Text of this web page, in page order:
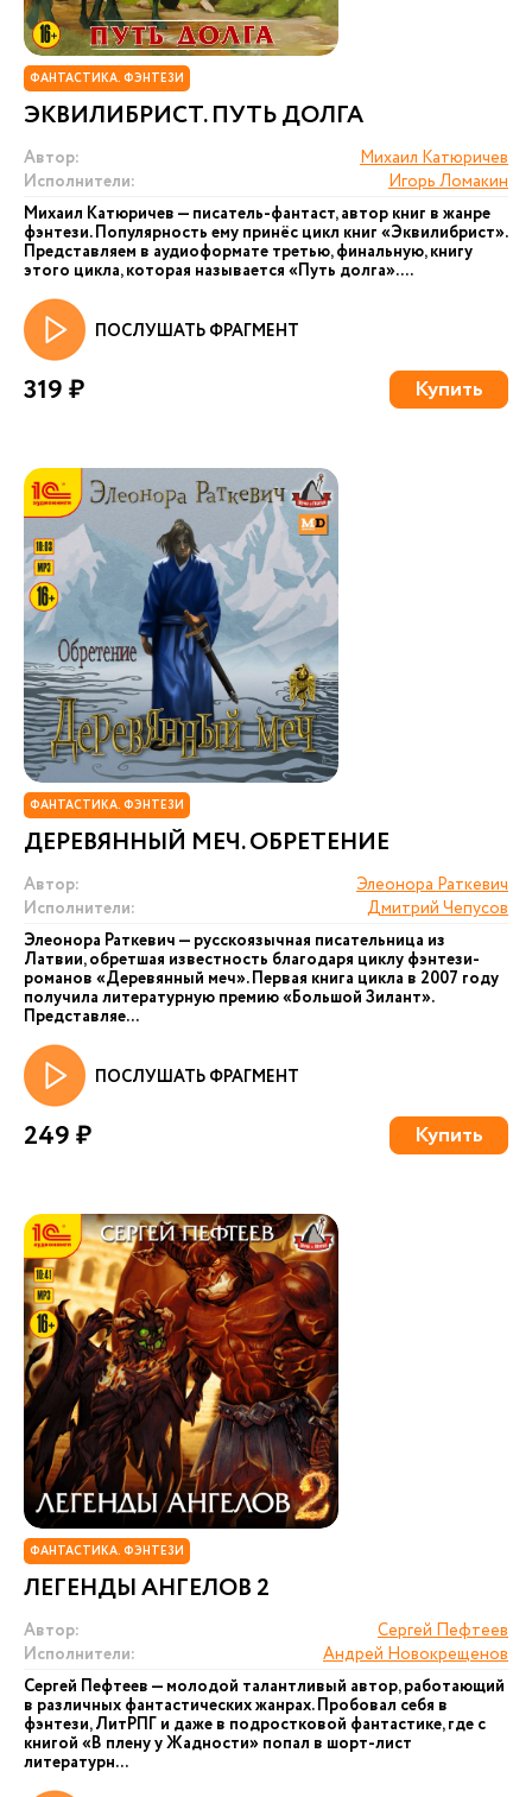
ФАНТАСТИКА. ФЭНТЕЗИ
ЭКВИЛИБРИСТ. ПУТЬ ДОЛГА
Автор:
Михаил Катюричев
Исполнители:
Игорь Ломакин
Михаил Катюричев — писатель-фантаст, автор книг в жанре
фэнтези. Популярность ему принёс цикл книг «Эквилибрист».
Представляем в аудиоформате третью, финальную, книгу
этого цикла, которая называется «Путь долга». ...
ПОСЛУШАТЬ ФРАГМЕНТ
319 ₽ Купить
ФАНТАСТИКА. ФЭНТЕЗИ
ДЕРЕВЯННЫЙ МЕЧ. ОБРЕТЕНИЕ
Автор:
Элеонора Раткевич
Исполнители:
Дмитрий Чепусов
Элеонора Раткевич — русскоязычная писательница из
Латвии, обретшая известность благодаря циклу фэнтези-
романов «Деревянный меч». Первая книга цикла в 2007 году
получила литературную премию «Большой Зилант».
Представляе...
ПОСЛУШАТЬ ФРАГМЕНТ
249 ₽ Купить
ФАНТАСТИКА. ФЭНТЕЗИ
ЛЕГЕНДЫ АНГЕЛОВ 2
Автор:
Сергей Пефтеев
Исполнители:
Андрей Новокрещенов
Сергей Пефтеев — молодой талантливый автор, работающий
в различных фантастических жанрах. Пробовал себя в
фэнтези, ЛитРПГ и даже в подростковой фантастике, где с
книгой «В плену у Жадности» попал в шорт-лист
литературн...